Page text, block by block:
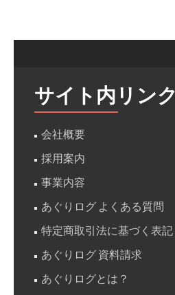
サイト内リンク
会社概要
採用案内
事業内容
あぐりログ よくある質問
特定商取引法に基づく表記
あぐりログ 資料請求
あぐりログとは？